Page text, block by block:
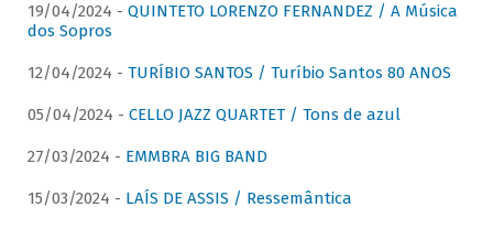
19/04/2024 - QUINTETO LORENZO FERNANDEZ / A Música
dos Sopros
12/04/2024 - TURÍBIO SANTOS / Turíbio Santos 80 ANOS
05/04/2024 - CELLO JAZZ QUARTET / Tons de azul
27/03/2024 - EMMBRA BIG BAND
15/03/2024 - LAÍS DE ASSIS / Ressemântica